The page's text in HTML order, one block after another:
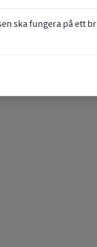
ska fungera på ett